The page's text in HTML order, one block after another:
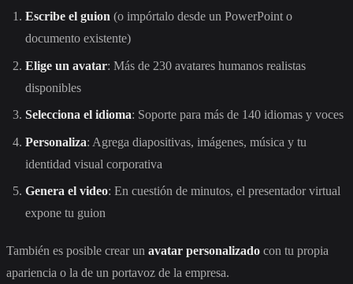
Escribe el guion (o impórtalo desde un PowerPoint o
documento existente)
Elige un avatar: Más de 230 avatares humanos realistas
disponibles
Selecciona el idioma: Soporte para más de 140 idiomas y voces
Personaliza: Agrega diapositivas, imágenes, música y tu
identidad visual corporativa
Genera el video: En cuestión de minutos, el presentador virtual
expone tu guion
También es posible crear un avatar personalizado con tu propia
apariencia o la de un portavoz de la empresa.